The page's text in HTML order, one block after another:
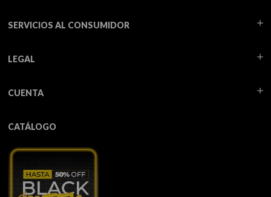
SERVICIOS AL CONSUMIDOR
LEGAL
CUENTA
CATÁLOGO